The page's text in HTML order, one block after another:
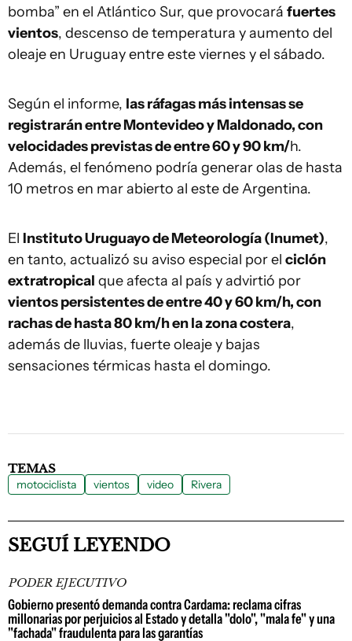
bomba” en el Atlántico Sur, que provocará fuertes
vientos, descenso de temperatura y aumento del
oleaje en Uruguay entre este viernes y el sábado.
Según el informe, las ráfagas más intensas se
registrarán entre Montevideo y Maldonado, con
velocidades previstas de entre 60 y 90 km/h.
Además, el fenómeno podría generar olas de hasta
10 metros en mar abierto al este de Argentina.
El Instituto Uruguayo de Meteorología (Inumet),
en tanto, actualizó su aviso especial por el ciclón
extratropical que afecta al país y advirtió por
vientos persistentes de entre 40 y 60 km/h, con
rachas de hasta 80 km/h en la zona costera,
además de lluvias, fuerte oleaje y bajas
sensaciones térmicas hasta el domingo.
TEMAS
motociclista vientos video Rivera
SEGUÍ LEYENDO
PODER EJECUTIVO
Gobierno presentó demanda contra Cardama: reclama cifras
millonarias por perjuicios al Estado y detalla "dolo", "mala fe" y una
"fachada" fraudulenta para las garantías